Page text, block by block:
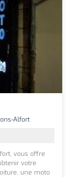
Alfort
vous offre
votre
une moto